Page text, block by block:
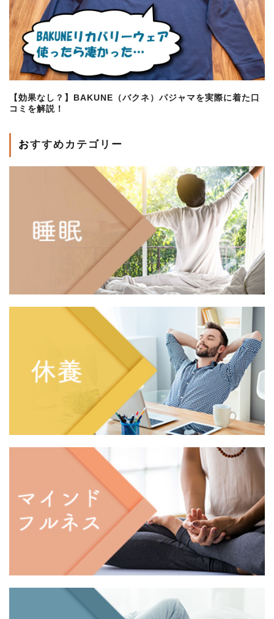
【効果なし？】BAKUNE（バクネ）パジャマを実際に着た口
コミを解説！
おすすめカテゴリー